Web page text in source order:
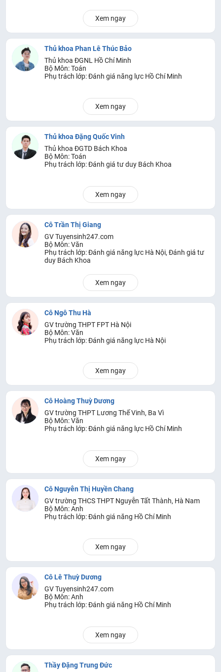
Xem ngay
Thủ khoa Phan Lê Thúc Bảo
Thủ khoa ĐGNL Hồ Chí Minh
Bộ Môn: Toán
Phụ trách lớp: Đánh giá năng lực Hồ Chí Minh
Xem ngay
Thủ khoa Đặng Quốc Vinh
Thủ khoa ĐGTD Bách Khoa
Bộ Môn: Toán
Phụ trách lớp: Đánh giá tư duy Bách Khoa
Xem ngay
Cô Trần Thị Giang
GV Tuyensinh247.com
Bộ Môn: Văn
Phụ trách lớp: Đánh giá năng lực Hà Nội, Đánh giá tư
duy Bách Khoa
Xem ngay
Cô Ngô Thu Hà
GV trường THPT FPT Hà Nội
Bộ Môn: Văn
Phụ trách lớp: Đánh giá năng lực Hà Nội
Xem ngay
Cô Hoàng Thuỳ Dương
GV trường THPT Lương Thế Vinh, Ba Vì
Bộ Môn: Văn
Phụ trách lớp: Đánh giá năng lực Hồ Chí Minh
Xem ngay
Cô Nguyễn Thị Huyền Chang
GV trường THCS THPT Nguyễn Tất Thành, Hà Nam
Bộ Môn: Anh
Phụ trách lớp: Đánh giá năng Hồ Chí Minh
Xem ngay
Cô Lê Thuỳ Dương
GV Tuyensinh247.com
Bộ Môn: Anh
Phụ trách lớp: Đánh giá năng Hồ Chí Minh
Xem ngay
Thầy Đặng Trung Đức